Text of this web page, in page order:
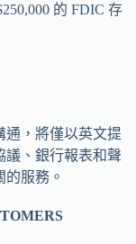
的 FDIC 存
通，將僅以英文提
議、銀行報表和聲
的服務。